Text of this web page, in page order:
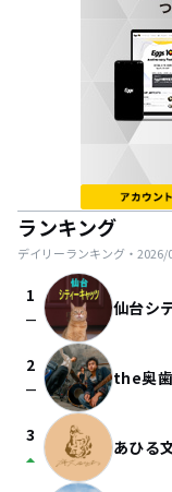
ランキング
デイリーランキング・ 2026/
1
check_indeterminate_small 仙台シ
2
check_indeterminate_small the奥
3
arrow_drop_up あひる